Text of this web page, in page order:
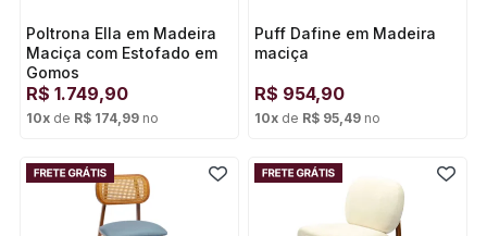
Poltrona Ella em Madeira
Maciça com Estofado em
Gomos
R$ 1.749,90
10x de R$ 174,99 no
Puff Dafine em Madeira
maciça
R$ 954,90
10x de R$ 95,49 no